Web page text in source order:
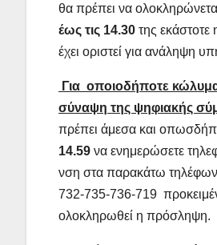
θα πρέπει να
έως τις 14.30 της
έχει οριστεί για ανάληψη
Για οποιοδήποτε
σύναψη της ψηφιακής
πρέπει άμεσα και
14.59 να ενημερώσετε
νση στα παρακάτω
732-735-736-719
ολοκληρωθεί η πρόσληψη.